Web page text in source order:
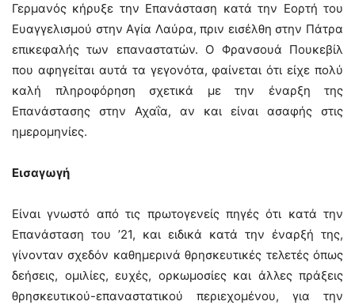
Γερμανός κήρυξε την Επανάσταση κατά την Εορτή του
Ευαγγελισμού στην Αγία Λαύρα, πριν εισέλθη στην Πάτρα
επικεφαλής των επαναστατών. Ο Φρανσουά Πουκεβίλ
που αφηγείται αυτά τα γεγονότα, φαίνεται ότι είχε πολύ
καλή πληροφόρηση σχετικά με την έναρξη της
Επανάστασης στην Αχαΐα, αν και είναι ασαφής στις
ημερομηνίες.
Εισαγωγή
Είναι γνωστό από τις πρωτογενείς πηγές ότι κατά την
Επανάσταση του ’21, και ειδικά κατά την έναρξή της,
γίνονταν σχεδόν καθημερινά θρησκευτικές τελετές όπως
δεήσεις, ομιλίες, ευχές, ορκωμοσίες και άλλες πράξεις
θρησκευτικού-επαναστατικού περιεχομένου, για την